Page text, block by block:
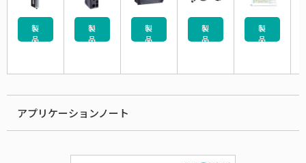
製
品
製
品
製
品
製
品
製
品
アプリケーションノート